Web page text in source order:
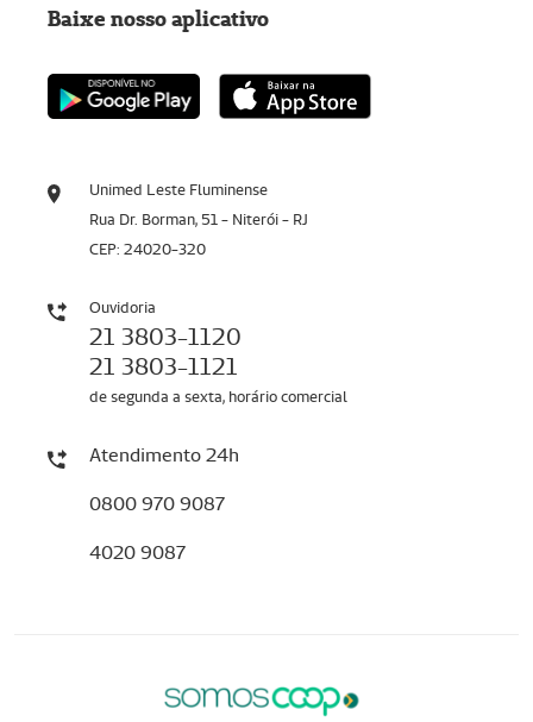
Unimed Leste Fluminense
Rua Dr. Borman, 51 - Niterói - RJ
CEP: 24020-320
Ouvidoria
21 3803-1120
21 3803-1121
de segunda a sexta, horário comercial
Atendimento 24h
0800 970 9087
4020 9087
Baixe nosso aplicativo